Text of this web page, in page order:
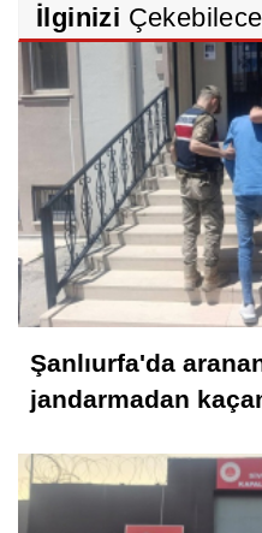
İlginizi
Şanlıurfa'da
jandarmadan